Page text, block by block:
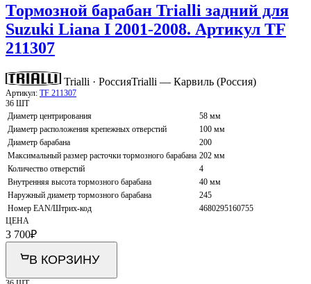
Тормозной барабан Trialli задний для
Suzuki Liana I 2001-2008. Артикул TF
211307
Trialli · РоссияTrialli — Карвиль (Россия)
Артикул: TF 211307
36 ШТ
Диаметр центрирования
58 мм
Диаметр расположения крепежных отверстий
100 мм
Диаметр барабана
200
Максимальный размер расточки тормозного барабана 202 мм
Количество отверстий
4
Внутренняя высота тормозного барабана
40 мм
Наружный диаметр тормозного барабана
245
Номер EAN/Штрих-код
4680295160755
ЦЕНА
3 700₽
В КОРЗИНУ